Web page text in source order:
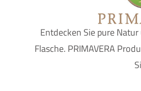
Entdecken Sie pure
Flasche. PRIMAVERA